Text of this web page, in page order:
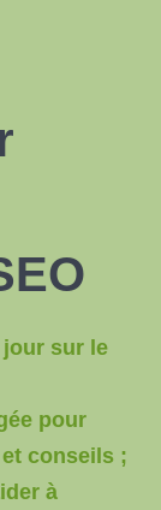
sur le
pour
conseils ;
à